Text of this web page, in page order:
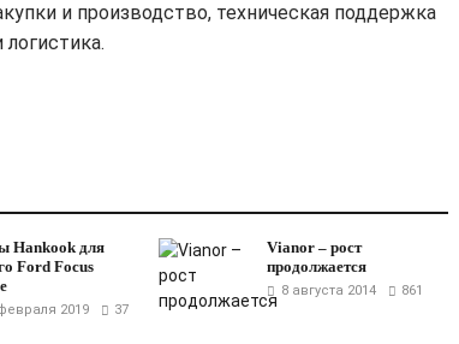
и производство, техническая поддержка
Hankook для
Ford Focus
2019 37
Vianor – рост
продолжается
8 августа 2014 861